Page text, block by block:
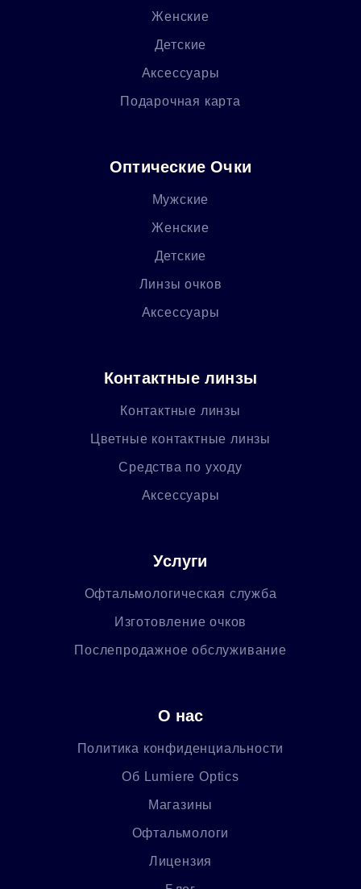
Женские
Детские
Аксессуары
Подарочная карта
Оптические Очки
Мужские
Женские
Детские
Линзы очков
Аксессуары
Контактные линзы
Контактные линзы
Цветные контактные линзы
Средства по уходу
Аксессуары
Услуги
Офтальмологическая служба
Изготовление очков
Послепродажное обслуживание
О нас
Политика конфиденциальности
Об Lumiere Optics
Магазины
Офтальмологи
Лицензия